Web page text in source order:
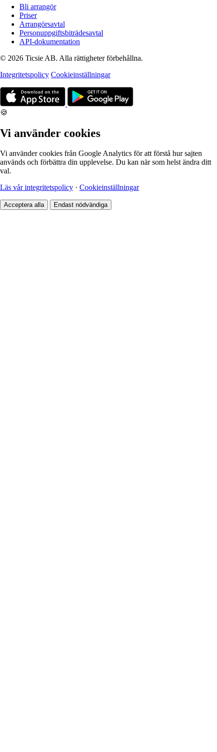
Bli arrangör
Priser
Arrangörsavtal
Personuppgiftsbiträdesavtal
API-dokumentation
© 2026 Ticsie AB. Alla rättigheter förbehållna.
Integritetspolicy Cookieinställningar
🍪
Vi använder cookies
Vi använder cookies från Google Analytics för att förstå hur sajten
används och förbättra din upplevelse. Du kan när som helst ändra ditt
val.
Läs vår integritetspolicy · Cookieinställningar
Acceptera alla Endast nödvändiga